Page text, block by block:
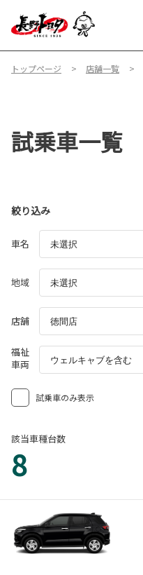
トップページ 店舗一覧
試乗車一覧
絞り込み
車名
地域
店舗
福祉
車両
試乗車のみ表示
該当車種台数
8